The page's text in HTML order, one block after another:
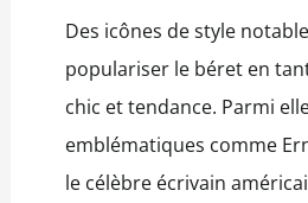
Des icônes de style
populariser le béret en
chic et tendance. Parmi
emblématiques comme
le célèbre écrivain